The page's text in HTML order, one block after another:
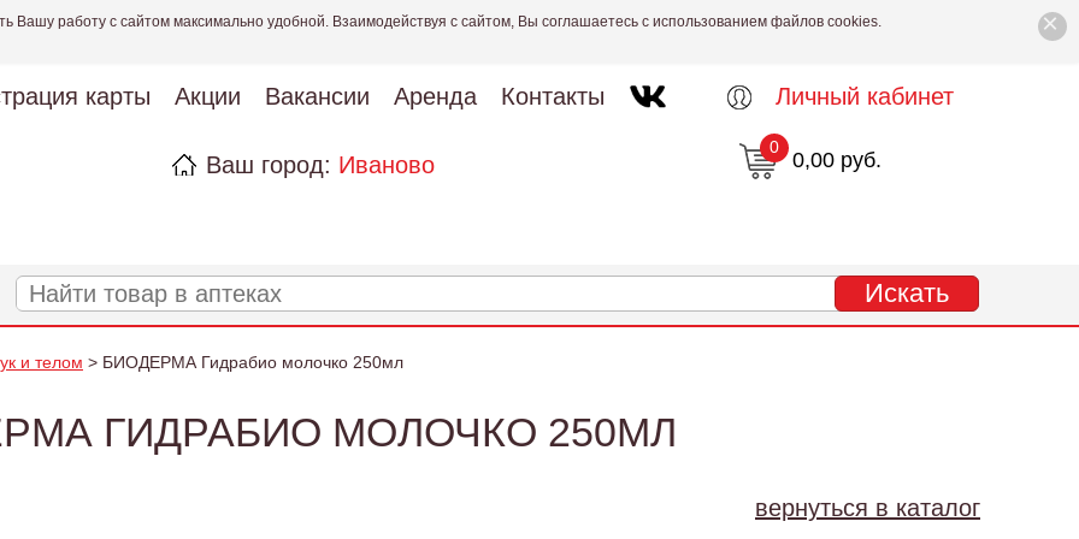
×
Вашу работу с сайтом максимально удобной. Взаимодействуя с сайтом, Вы соглашаетесь с использованием файлов cookies.
карты Акции Вакансии Аренда Контакты
Ваш город: Иваново
Личный кабинет
0,00 руб.
0
и телом > БИОДЕРМА Гидрабио молочко 250мл
ГИДРАБИО МОЛОЧКО 250МЛ
вернуться в каталог